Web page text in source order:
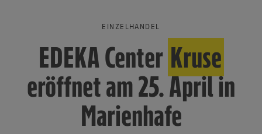
EINZELHANDEL
EDEKA Center Kruse
eröffnet am 25. April in
Marienhafe